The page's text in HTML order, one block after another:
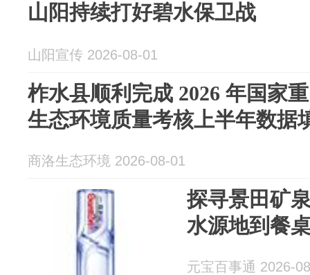
山阳持续打好碧水保卫战
山阳宣传 2026-08-01
柞水县顺利完成 2026 年国家
生态环境质量考核上半年数据
商洛生态环境 2026-08-01
探寻景田矿
水源地到餐
元宝百事通 2026-